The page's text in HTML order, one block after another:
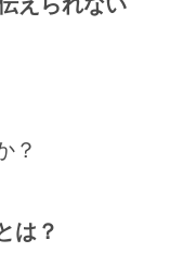
？
は？